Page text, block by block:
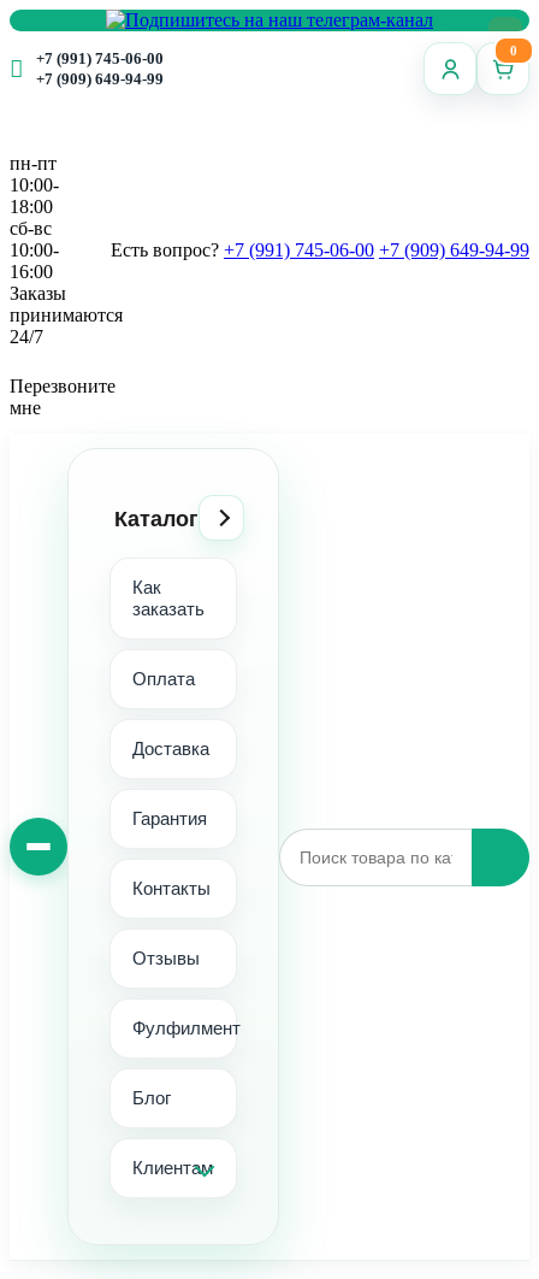
+7 (991) 745-06-00
+7 (909) 649-94-99
0
пн-пт
10:00-
18:00
сб-вс
10:00-
16:00
Заказы
принимаются
24/7
Есть вопрос? +7 (991) 745-06-00 +7 (909) 649-94-99
Перезвоните
мне
Каталог
Как
заказать
Оплата
Доставка
Гарантия
Контакты
Отзывы
Фулфилмент
Блог
Клиентам